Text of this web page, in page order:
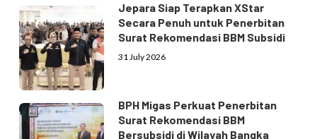
Jepara Siap Terapkan XStar
Secara Penuh untuk Penerbitan
Surat Rekomendasi BBM Subsidi
31 July 2026
BPH Migas Perkuat Penerbitan
Surat Rekomendasi BBM
Bersubsidi di Wilayah Bangka